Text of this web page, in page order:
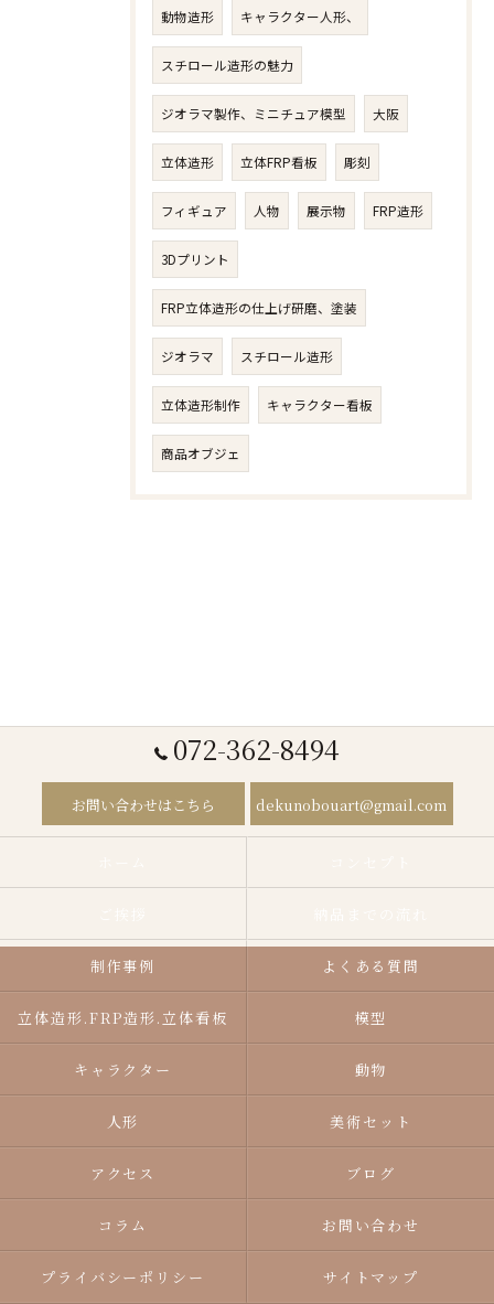
動物造形 キャラクター人形、
スチロール造形の魅力
ジオラマ製作、ミニチュア模型 大阪
立体造形 立体FRP看板 彫刻
フィギュア 人物​ 展示物 FRP造形
3Dプリント
FRP立体造形の仕上げ研磨、塗装
ジオラマ スチロール造形
立体造形制作 キャラクター看板
商品オブジェ
072-362-8494
お問い合わせはこちら dekunobouart@gmail.com
制作事例 よくある質問
立体造形.FRP造形.立体看板 模型
キャラクター 動物
人形 美術セット
アクセス ブログ
コラム お問い合わせ
プライバシーポリシー サイトマップ